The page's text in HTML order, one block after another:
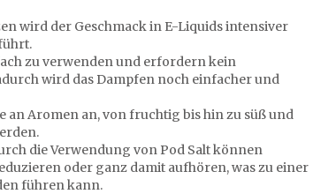
wird der Geschmack in E-Liquids intensiver
zu verwenden und erfordern kein
wird das Dampfen noch einfacher und
an Aromen an, von fruchtig bis hin zu süß und
die Verwendung von Pod Salt können
oder ganz damit aufhören, was zu einer
führen kann.